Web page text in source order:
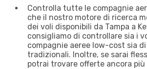
Controlla tutte le compagnie
che il nostro motore di ricerca
dei voli disponibili da Tampa a
consigliamo di controllare sia i
compagnie aeree low-cost sia
tradizionali. Inoltre, se sarai
potrai trovare offerte ancora